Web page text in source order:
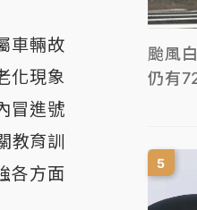
車輛故
化現象
冒進號
教育訓
各方面
颱風
仍有